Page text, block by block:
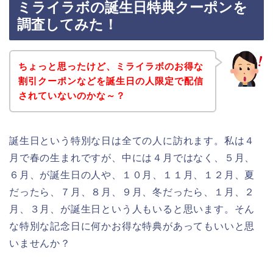
ミライラボの誕生日特典クーポンを
調査してみた！
ちょっと思ったけど、ミライラボのお得な
割引クーポンなどを誕生日の人限定で配信
されていないのかな～？
誕生日という特別な日は全ての人に訪れます。私は４
月で春の生まれですが、中には４月ではなく、５月、
６月、が誕生日の人や、１０月、１１月、１２月、夏
だったら、７月、８月、９月、冬だったら、１月、２
月、３月、が誕生日という人もいると思います。そん
な特別な記念日に何かお得な特典があってもいいと思
いませんか？